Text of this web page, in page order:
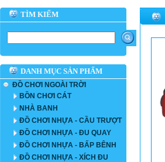
TÌM KIẾM
DANH MỤC SẢN PHẨM
ĐỒ CHƠI NGOÀI TRỜI
BỒN CHƠI CÁT
NHÀ BANH
ĐỒ CHƠI NHỰA - CẦU TRƯỢT
ĐỒ CHƠI NHỰA - ĐU QUAY
ĐỒ CHƠI NHỰA - BẤP BÊNH
ĐỒ CHƠI NHỰA - XÍCH ĐU